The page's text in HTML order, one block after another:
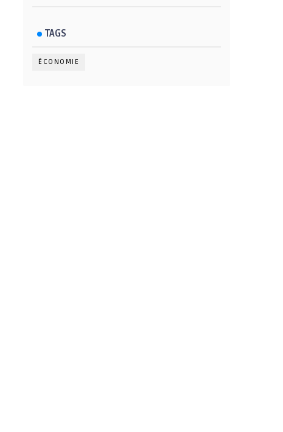
TAGS
ÉCONOMIE